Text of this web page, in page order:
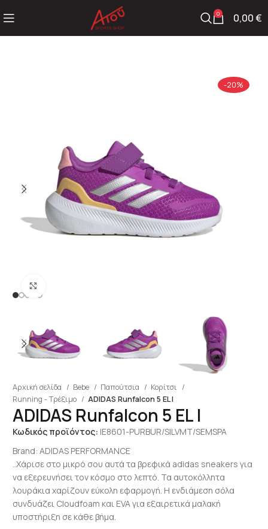
0 0,00€
-20%
Αρχική σελίδα Bebe Παπούτσια
Κορίτσι
Running - Τρέξιμο
ADIDAS Runfalcon 5 EL I
ADIDAS Runfalcon 5 EL I
Κωδικός προϊόντος: IE8601-PURBUR/SILVMT/SEMSPA
Brand: ADIDAS PERFORMANCE
..Χάρισε στο μικρό σου αυτά τα βρεφικά adidas sneakers για
να εξερευνήσει τον κόσμο στο λεπτό. Τα αυτοκόλλητα
λουράκια χαρίζουν εύκολη εφαρμογή. Η ενδιάμεση σόλα
συνδυάζει Cloudfoam και EVA για εξαιρετικά μαλακή
υποστήριξη σε κάθε βήμα.